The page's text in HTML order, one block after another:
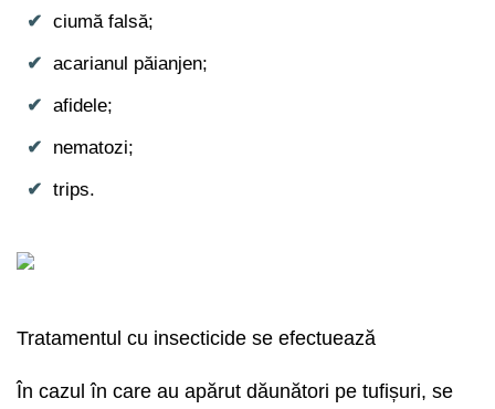
ciumă falsă;
acarianul păianjen;
afidele;
nematozi;
trips.
Tratamentul cu insecticide se efectuează
În cazul în care au apărut dăunători pe tufișuri, se